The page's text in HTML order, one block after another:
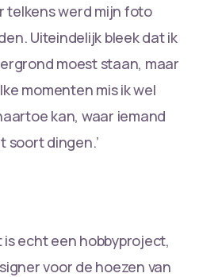
telkens werd mijn foto
Uiteindelijk bleek dat ik
moest staan, maar
momenten mis ik wel
kan, waar iemand
soort dingen.’
is echt een hobbyproject,
voor de hoezen van